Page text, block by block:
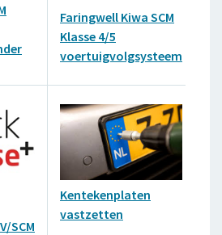
Faringwell Kiwa SCM
Klasse 4/5
voertuigvolgsysteem
SCM
Kentekenplaten
vastzetten